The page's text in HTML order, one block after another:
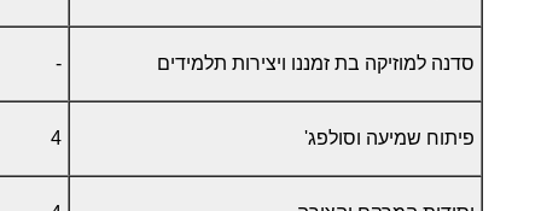
סדנה למוזיקה בת זמננו ויצירות תלמידים -
פיתוח שמיעה וסולפג' 4